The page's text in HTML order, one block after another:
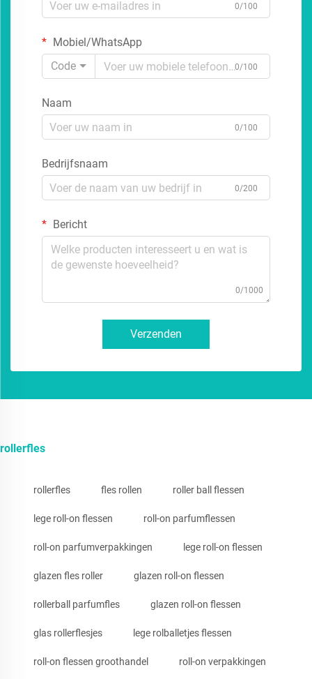
0/100
Mobiel/WhatsApp
Code
0/100
Naam
0/100
Bedrijfsnaam
0/200
Bericht
0/1000
Verzenden
rollerfles
rollerfles fles rollen roller ball flessen
lege roll-on flessen roll-on parfumflessen
roll-on parfumverpakkingen lege roll-on flessen
glazen fles roller glazen roll-on flessen
rollerball parfumfles glazen roll-on flessen
glas rollerflesjes lege rolballetjes flessen
roll-on flessen groothandel roll-on verpakkingen